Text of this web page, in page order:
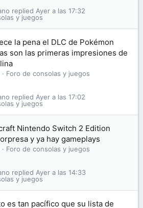
y juegos
Ayer a las 17:32
la pena el DLC de Pokémon
son las primeras impresiones de
Foro de consolas y juegos
y juegos
Ayer a las 17:02
Nintendo Switch 2 Edition
y ya hay gameplays
Foro de consolas y juegos
y juegos
Ayer a las 14:33
es tan pacífico que su lista de